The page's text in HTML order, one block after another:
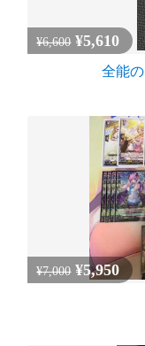
¥6,600 ¥5,610
全能
¥7,000 ¥5,950